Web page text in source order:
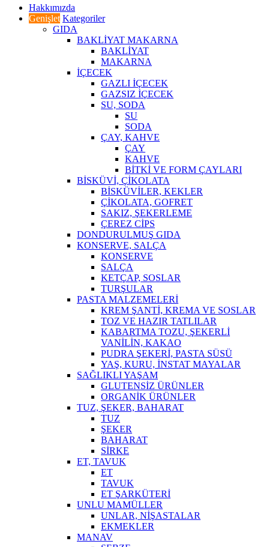
Hakkımızda
Genişlet Kategoriler
GIDA
BAKLİYAT MAKARNA
BAKLİYAT
MAKARNA
İÇECEK
GAZLI İÇECEK
GAZSIZ İÇECEK
SU, SODA
SU
SODA
ÇAY, KAHVE
ÇAY
KAHVE
BİTKİ VE FORM ÇAYLARI
BİSKÜVİ, ÇİKOLATA
BİSKÜVİLER, KEKLER
ÇİKOLATA, GOFRET
SAKIZ, ŞEKERLEME
ÇEREZ CİPS
DONDURULMUŞ GIDA
KONSERVE, SALÇA
KONSERVE
SALÇA
KETÇAP, SOSLAR
TURŞULAR
PASTA MALZEMELERİ
KREM ŞANTİ, KREMA VE SOSLAR
TOZ VE HAZIR TATLILAR
KABARTMA TOZU, ŞEKERLİ
VANİLİN, KAKAO
PUDRA ŞEKERİ, PASTA SÜSÜ
YAŞ, KURU, İNSTAT MAYALAR
SAĞLIKLI YAŞAM
GLUTENSİZ ÜRÜNLER
ORGANİK ÜRÜNLER
TUZ, ŞEKER, BAHARAT
TUZ
ŞEKER
BAHARAT
SİRKE
ET, TAVUK
ET
TAVUK
ET ŞARKÜTERİ
UNLU MAMÜLLER
UNLAR, NİŞASTALAR
EKMEKLER
MANAV